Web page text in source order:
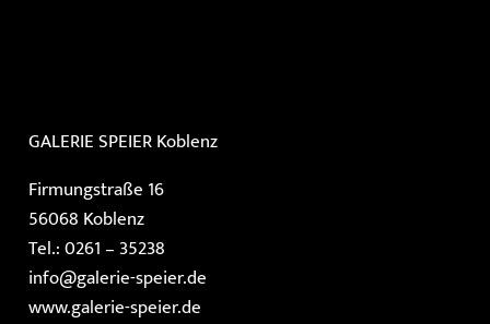
GALERIE SPEIERKoblenz
Firmungstraße 16
56068 Koblenz
Tel.: 0261 – 35238
info@galerie-speier.de
www.galerie-speier.de